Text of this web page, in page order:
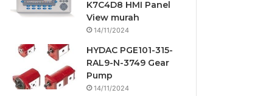
K7C4D8 HMI Panel
View murah
14/11/2024
HYDAC PGE101-315-
RAL9-N-3749 Gear
Pump
14/11/2024